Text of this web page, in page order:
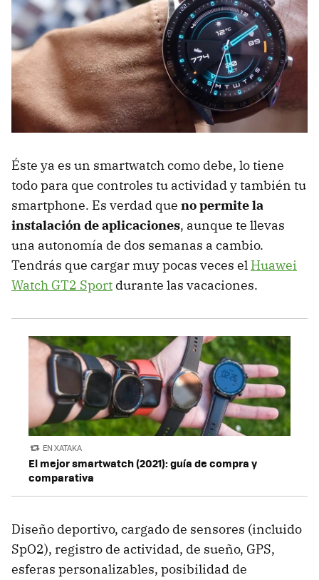
Éste ya es un smartwatch como debe, lo tiene
todo para que controles tu actividad y también tu
smartphone. Es verdad que no permite la
instalación de aplicaciones, aunque te llevas
una autonomía de dos semanas a cambio.
Tendrás que cargar muy pocas veces el Huawei
Watch GT2 Sport durante las vacaciones.
EN XATAKA
El mejor smartwatch (2021): guía de compra y
comparativa
Diseño deportivo, cargado de sensores (incluido
SpO2), registro de actividad, de sueño, GPS,
esferas personalizables, posibilidad de